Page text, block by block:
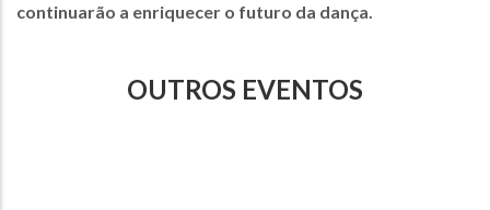
continuarão a enriquecer o futuro da dança.
OUTROS EVENTOS